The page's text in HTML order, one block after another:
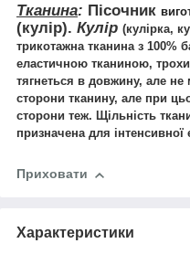
Тканина: Пісочник
(кулір). Кулір (кулірка,
трикотажна тканина з 100%
еластичною тканиною,
тягнеться в довжину, але не
сторони тканину, але при
сторони теж. Щільність
призначена для інтенсивної
Приховати
Характеристики